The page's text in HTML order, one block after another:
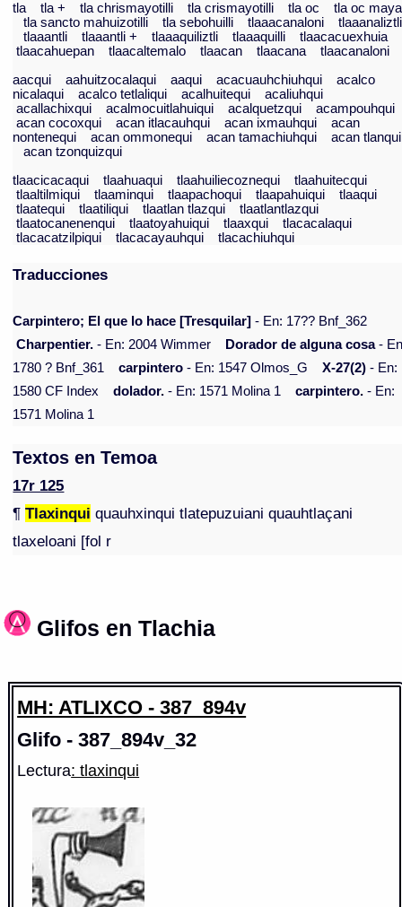
tla tla + tla chrismayotilli tla crismayotilli tla oc
tla oc maya
tla sancto mahuizotilli
tla sebohuilli tlaaacanaloni
tlaaanaliztli
tlaaantli
tlaaantli + tlaaaquiliztli tlaaaquilli
tlaacacuexhuia
tlaacahuepan
tlaacaltemalo tlaacan tlaacana
tlaacanaloni
aacqui
aahuitzocalaqui aaqui acacuauhchiuhqui
acalco
nicalaqui
acalco tetlaliqui acalhuitequi
acaliuhqui
acallachixqui
acalmocuitlahuiqui acalquetzqui
acampouhqui
acan cocoxqui
acan itlacauhqui acan ixmauhqui
acan
nontenequi
acan ommonequi acan tamachiuhqui
acan tlanqui
acan tzonquizqui
tlaacicacaqui
tlaahuaqui tlaahuiliecoznequi
tlaahuitecqui
tlaaltilmiqui
tlaaminqui tlaapachoqui tlaapahuiqui
tlaaqui
tlaatequi
tlaatiliqui tlaatlan tlazqui
tlaatlantlazqui
tlaatocanenenqui
tlaatoyahuiqui tlaaxqui
tlacacalaqui
tlacacatzilpiqui
tlacacayauhqui tlacachiuhqui
Traducciones
Carpintero; El que lo hace [Tresquilar] - En: 17?? Bnf_362
Charpentier. - En: 2004 Wimmer Dorador de alguna cosa-
1780 ? Bnf_361
carpintero - En: 1547 Olmos_G X-27(2) - En:
1580 CF Index
dolador. - En: 1571 Molina 1 carpintero. - En:
1571 Molina 1
Textos en Temoa
17r 125
¶Tlaxinqui quauhxinqui tlatepuzuiani quauhtlaçani
tlaxeloani [fol r
Glifos en Tlachia
MH: ATLIXCO - 387_894v
Glifo - 387_894v_32
Lectura: tlaxinqui